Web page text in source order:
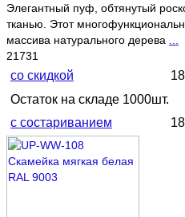
Элегантный пуф, обтянутый
тканью. Этот
массива натурального дерева ...
21731
со скидкой
Остаток на складе 1000шт.
с состариванием